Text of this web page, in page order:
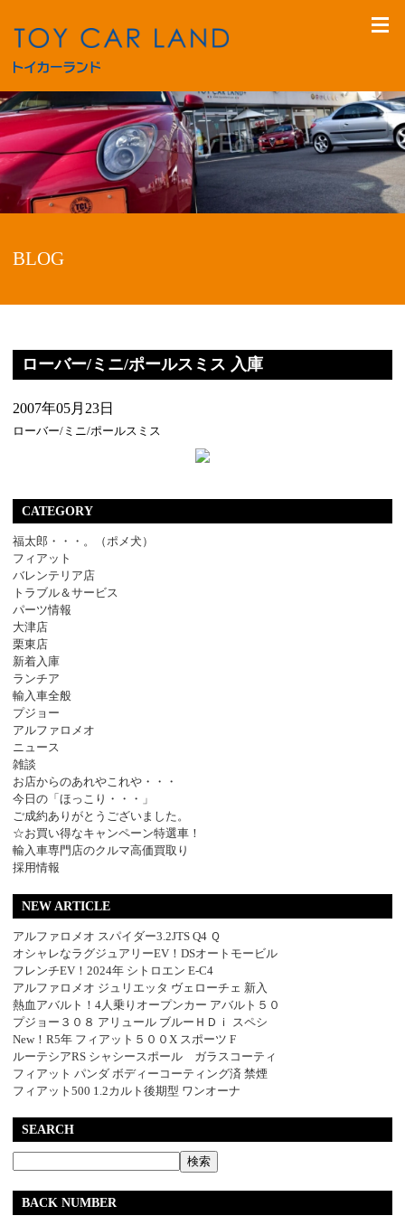
BLOG
ローバー/ミニ/ポールスミス 入庫
2007年05月23日
ローバー/ミニ/ポールスミス
CATEGORY
福太郎・・・。（ポメ犬）
フィアット
バレンテリア店
トラブル＆サービス
パーツ情報
大津店
栗東店
新着入庫
ランチア
輸入車全般
プジョー
アルファロメオ
ニュース
雑談
お店からのあれやこれや・・・
今日の「ほっこり・・・」
ご成約ありがとうございました。
☆お買い得なキャンペーン特選車！
輸入車専門店のクルマ高価買取り
採用情報
NEW ARTICLE
アルファロメオ スパイダー3.2JTS Q4 Ｑ
オシャレなラグジュアリーEV！DSオートモービル
フレンチEV！2024年 シトロエン E-C4
アルファロメオ ジュリエッタ ヴェローチェ 新入
熱血アバルト！4人乗りオープンカー アバルト５０
プジョー３０８ アリュール ブルーＨＤｉ スペシ
New！R5年 フィアット５００X スポーツ F
ルーテシアRS シャシースポール ガラスコーティ
フィアット パンダ ボディーコーティング済 禁煙
フィアット500 1.2カルト後期型 ワンオーナ
SEARCH
BACK NUMBER